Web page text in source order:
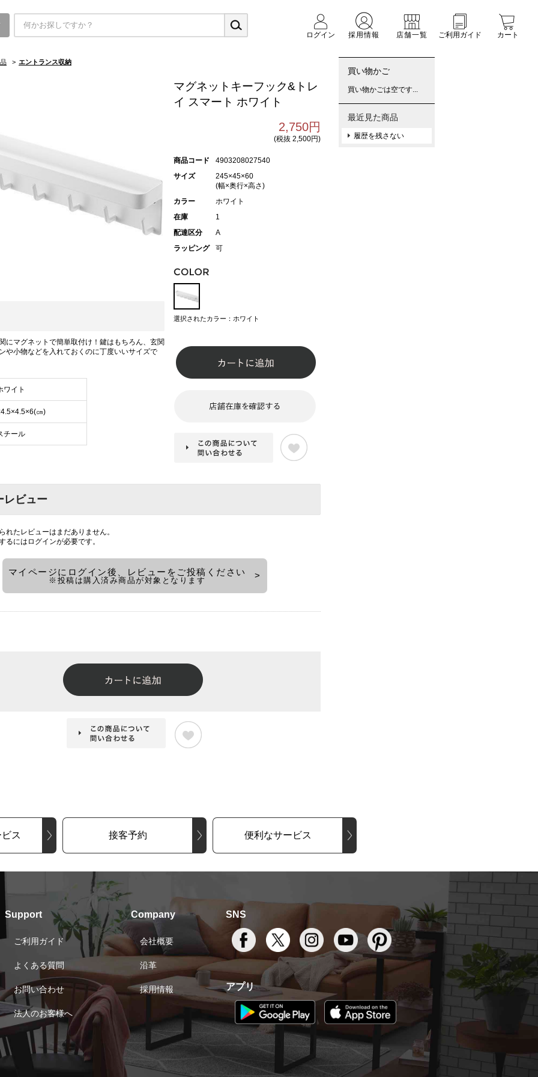
ログイン
採用情報 店舗一覧 ご利用ガイド カート
> エントランス収納
にマグネットで簡単取付け！鍵はもちろん、玄関
や小物などを入れておくのに丁度いいサイズで
ワイト
㎝)
チール
マグネットキーフック&トレ
イ スマート ホワイト
2,750円
(税抜 2,500円)
商品コード
4903208027540
サイズ
245×45×60
(幅×奥行×高さ)
カラー
ホワイト
在庫
1
配達区分
A
ラッピング
可
選択されたカラー：ホワイト
レビュー
れたレビューはまだありません。
るには ログインが必要です。
マイページにログイン後、レビューをご投稿ください
※投稿は購入済み商品が対象となります
買い物かご
買い物かごは空です...
最近見た商品
履歴を残さない
ス 接客予約 便利なサービス
Support
ご利用ガイド
よくある質問
お問い合わせ
法人のお客様へ
Company
会社概要
沿革
採用情報
SNS
アプリ